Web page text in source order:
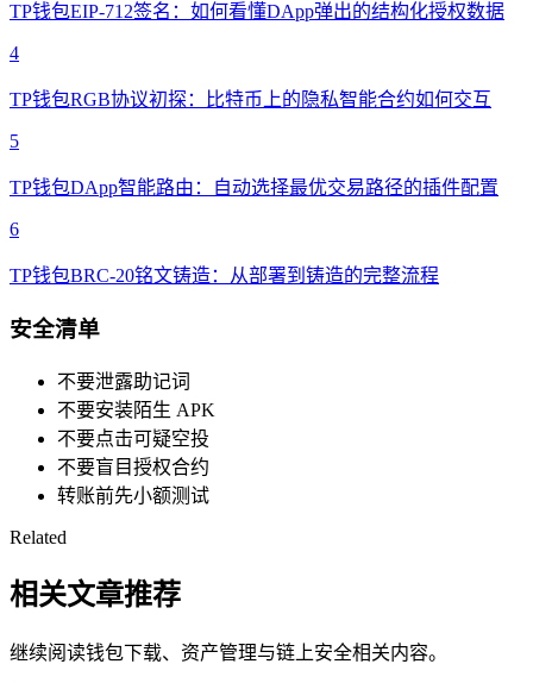
TP钱包EIP-712签名：如何看懂DApp弹出的结构化授权数据
4
TP钱包RGB协议初探：比特币上的隐私智能合约如何交互
5
TP钱包DApp智能路由：自动选择最优交易路径的插件配置
6
TP钱包BRC-20铭文铸造：从部署到铸造的完整流程
安全清单
不要泄露助记词
不要安装陌生 APK
不要点击可疑空投
不要盲目授权合约
转账前先小额测试
Related
相关文章推荐
继续阅读钱包下载、资产管理与链上安全相关内容。